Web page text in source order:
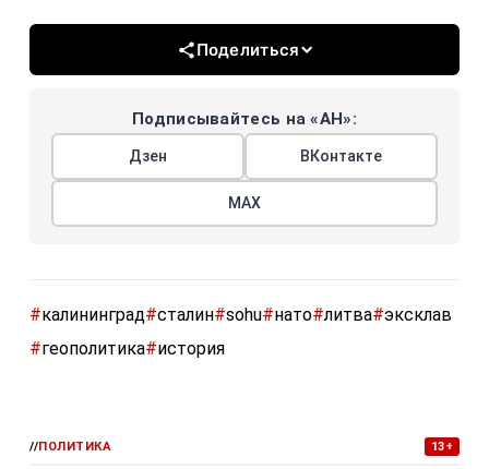
Поделиться
Подписывайтесь на «АН»:
Дзен ВКонтакте
МАХ
#калининград#сталин#sohu#нато#литва#эксклав
#геополитика#история
//ПОЛИТИКА 13+